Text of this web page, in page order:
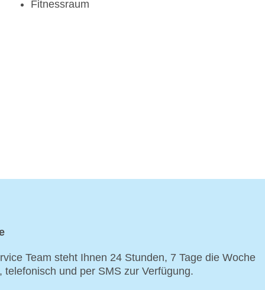
Fitnessraum
Team steht Ihnen 24 Stunden, 7 Tage die Woche
und per SMS zur Verfügung.